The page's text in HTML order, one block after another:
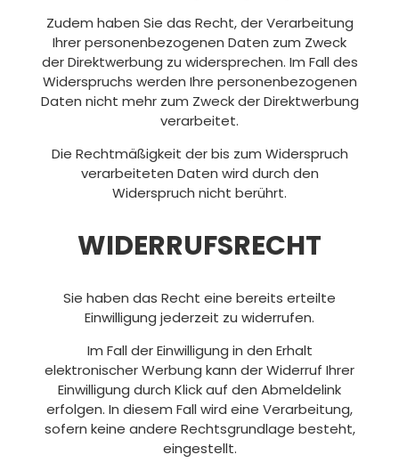
Zudem haben Sie das Recht, der Verarbeitung
Ihrer personenbezogenen Daten zum Zweck
der Direktwerbung zu widersprechen. Im Fall des
Widerspruchs werden Ihre personenbezogenen
Daten nicht mehr zum Zweck der Direktwerbung
verarbeitet.
Die Rechtmäßigkeit der bis zum Widerspruch
verarbeiteten Daten wird durch den
Widerspruch nicht berührt.
WIDERRUFSRECHT
Sie haben das Recht eine bereits erteilte
Einwilligung jederzeit zu widerrufen.
Im Fall der Einwilligung in den Erhalt
elektronischer Werbung kann der Widerruf Ihrer
Einwilligung durch Klick auf den Abmeldelink
erfolgen. In diesem Fall wird eine Verarbeitung,
sofern keine andere Rechtsgrundlage besteht,
eingestellt.